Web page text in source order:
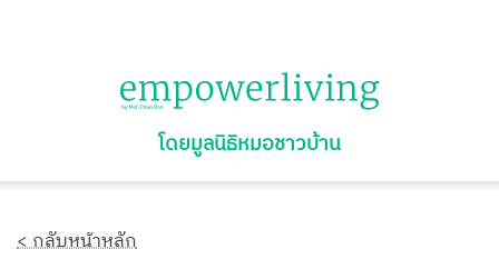
โดยมูลนิธิหมอชาวบ้าน
< กลับหน้าหลัก